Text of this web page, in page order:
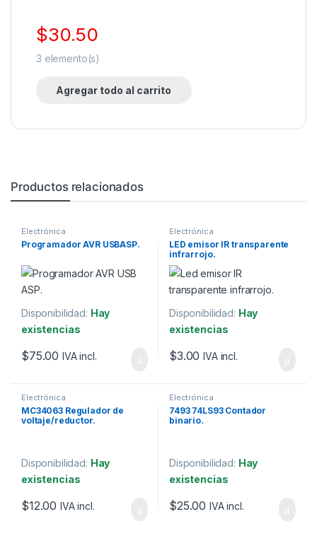
$30.50
3 elemento(s)
Agregar todo al carrito
Productos relacionados
Electrónica
Programador AVR USBASP.
Disponibilidad: Hay
existencias
$75.00 IVA incl.
Electrónica
LED emisor IR transparente
infrarrojo.
Disponibilidad: Hay
existencias
$3.00 IVA incl.
Electrónica
MC34063 Regulador de
voltaje/reductor.
Disponibilidad: Hay
existencias
$12.00 IVA incl.
Electrónica
7493 74LS93 Contador
binario.
Disponibilidad: Hay
existencias
$25.00 IVA incl.